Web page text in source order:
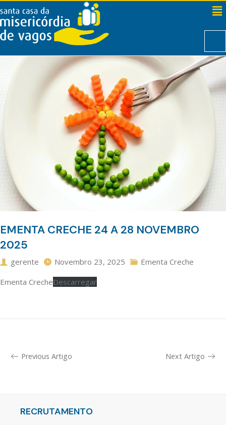
EMENTA CRECHE 24 A 28 NOVEMBRO
2025
gerente Novembro 23, 2025
Ementa Creche
Ementa CrecheDescarregar
Previous Artigo Next Artigo
RECRUTAMENTO